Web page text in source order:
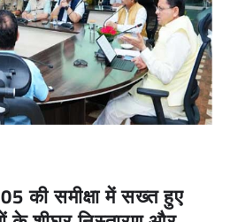
की समीक्षा में सख्त हुए